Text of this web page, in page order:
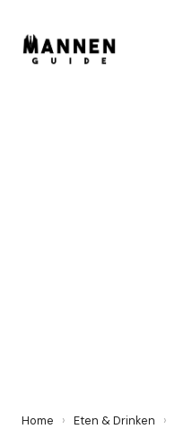
Home › Eten & Drinken ›